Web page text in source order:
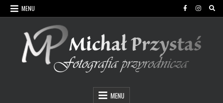
Skip
to
MENU
Michał Przystaś Fotografia Przyrodnicza
MENU